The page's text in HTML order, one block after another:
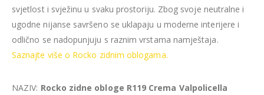
svjetlost i svježinu u svaku prostoriju. Zbog svoje neutralne i
ugodne nijanse savršeno se uklapaju u moderne interijere i
odlično se nadopunjuju s raznim vrstama namještaja.
Saznajte više o Rocko zidnim oblogama.
NAZIV: Rocko zidne obloge R119 Crema Valpolicella